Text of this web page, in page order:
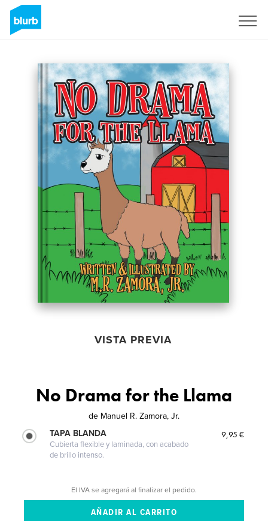
VISTA PREVIA
No Drama for the Llama
de Manuel R. Zamora, Jr.
TAPA BLANDA
Cubierta flexible y laminada, con acabado
de brillo intenso.
9,95 €
El IVA se agregará al finalizar el pedido.